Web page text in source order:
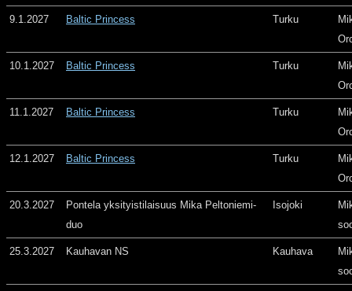
9.1.2027 Baltic Princess Turku
10.1.2027 Baltic Princess Turku
11.1.2027 Baltic Princess Turku
12.1.2027 Baltic Princess Turku
20.3.2027
Pontela yksityistilaisuus Mika Peltoniemi-
duo
Isojoki
25.3.2027 Kauhavan NS Kauhava